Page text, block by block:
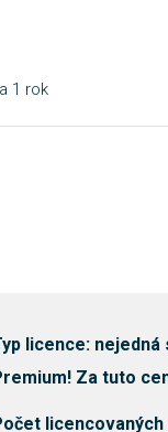
1 rok
licence: nejedná
Za tuto